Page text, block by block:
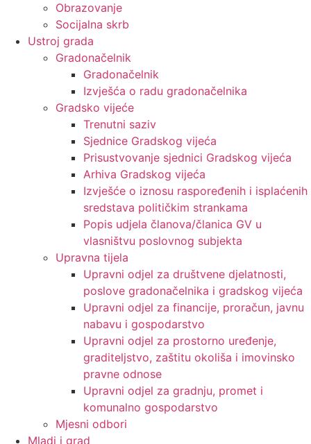
Obrazovanje
Socijalna skrb
Ustroj grada
Gradonačelnik
Gradonačelnik
Izvješća o radu gradonačelnika
Gradsko vijeće
Trenutni saziv
Sjednice Gradskog vijeća
Prisustvovanje sjednici Gradskog vijeća
Arhiva Gradskog vijeća
Izvješće o iznosu raspoređenih i isplaćenih
sredstava političkim strankama
Popis udjela članova/članica GV u
vlasništvu poslovnog subjekta
Upravna tijela
Upravni odjel za društvene djelatnosti,
poslove gradonačelnika i gradskog vijeća
Upravni odjel za financije, proračun, javnu
nabavu i gospodarstvo
Upravni odjel za prostorno uređenje,
graditeljstvo, zaštitu okoliša i imovinsko
pravne odnose
Upravni odjel za gradnju, promet i
komunalno gospodarstvo
Mjesni odbori
Mladi i grad